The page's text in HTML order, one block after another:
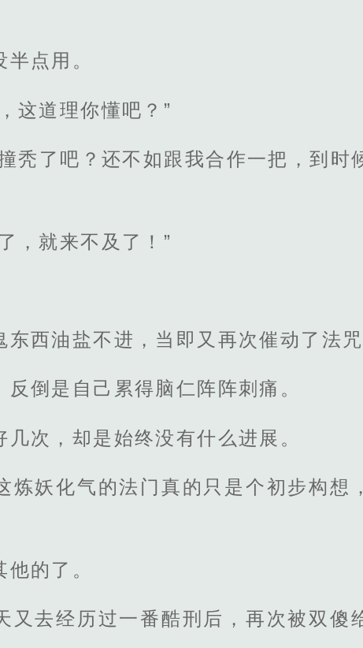
点用。
这道理你懂吧？”
秃了吧？还不如跟我合作一把，到时
，就来不及了！”
西油盐不进，当即又再次催动了法咒
倒是自己累得脑仁阵阵刺痛。
次，却是始终没有什么进展。
炼妖化气的法门真的只是个初步构想
的了。
又去经历过一番酷刑后，再次被双傻